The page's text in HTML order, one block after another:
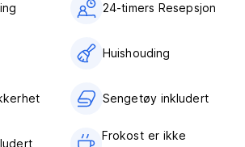
check-in. (Only children 3 and older
24-timers Resepsjon
Huishouding
Sengetøy inkludert
Frokost er ikke